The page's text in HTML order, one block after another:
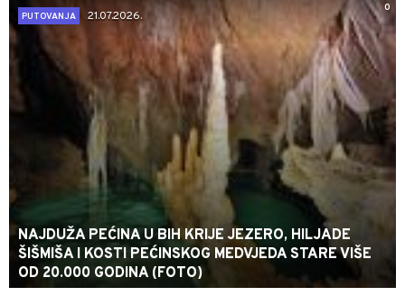
0
PUTOVANJA
21.07.2026.
NAJDUŽA PEĆINA U BIH KRIJE JEZERO, HILJADE
ŠIŠMIŠA I KOSTI PEĆINSKOG MEDVJEDA STARE VIŠE
OD 20.000 GODINA (FOTO)